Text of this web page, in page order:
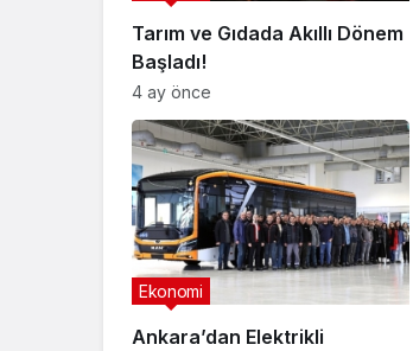
Tarım ve Gıdada Akıllı Dönem
Başladı!
4 ay önce
Ankara’dan Elektrikli
Ekonomi